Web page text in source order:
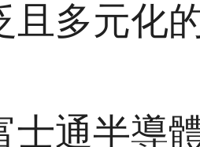
且多元化
士通半導